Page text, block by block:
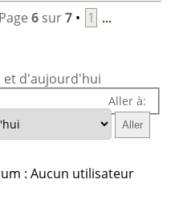
Page 6sur7• 1 ...
et d'aujourd'hui
Aller à:
: Aucun utilisateur